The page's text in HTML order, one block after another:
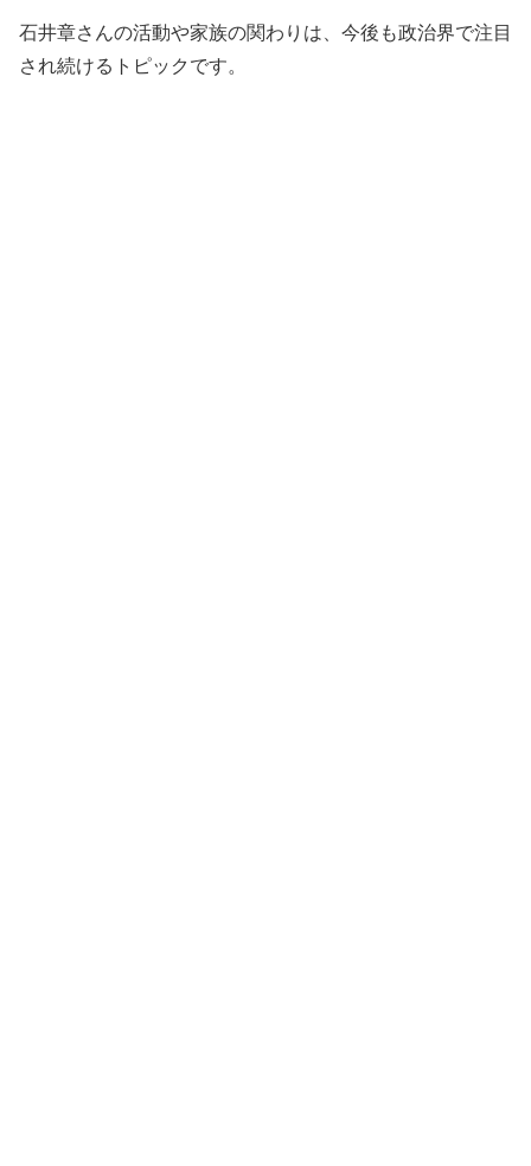
石井章さんの活動や家族の関わりは、今後も政治界で注目
され続けるトピックです。